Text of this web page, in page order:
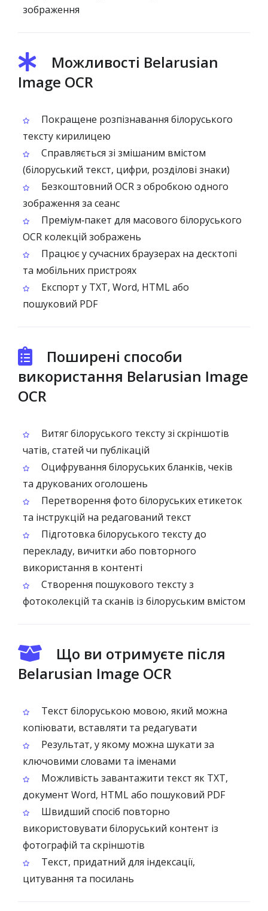
зображення
Можливості Belarusian
Image OCR
Покращене розпізнавання білоруського
тексту кирилицею
Справляється зі змішаним вмістом
(білоруський текст, цифри, розділові знаки)
Безкоштовний OCR з обробкою одного
зображення за сеанс
Преміум‑пакет для масового білоруського
OCR колекцій зображень
Працює у сучасних браузерах на десктопі
та мобільних пристроях
Експорт у TXT, Word, HTML або
пошуковий PDF
Поширені способи
використання Belarusian Image
OCR
Витяг білоруського тексту зі скріншотів
чатів, статей чи публікацій
Оцифрування білоруських бланків, чеків
та друкованих оголошень
Перетворення фото білоруських етикеток
та інструкцій на редагований текст
Підготовка білоруського тексту до
перекладу, вичитки або повторного
використання в контенті
Створення пошукового тексту з
фотоколекцій та сканів із білоруським вмістом
Що ви отримуєте після
Belarusian Image OCR
Текст білоруською мовою, який можна
копіювати, вставляти та редагувати
Результат, у якому можна шукати за
ключовими словами та іменами
Можливість завантажити текст як TXT,
документ Word, HTML або пошуковий PDF
Швидший спосіб повторно
використовувати білоруський контент із
фотографій та скріншотів
Текст, придатний для індексації,
цитування та посилань